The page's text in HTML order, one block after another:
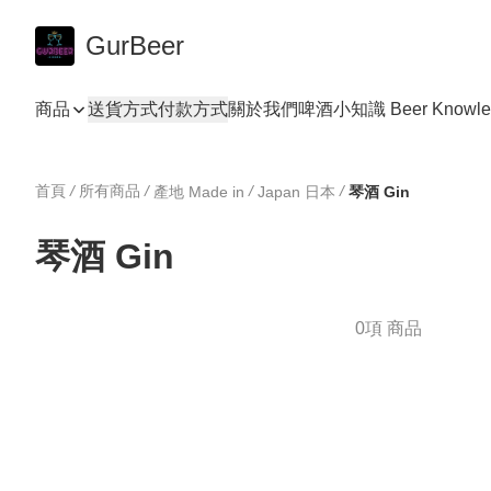
GurBeer
商品 送貨方式付款方式關於我們啤酒小知識 Beer
首頁 / 所有商品 / 產地 Made in / Japan 日本 / 琴酒 Gin
琴酒 Gin
0項 商品